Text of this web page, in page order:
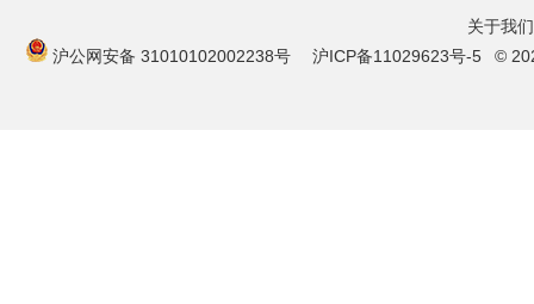
关于我们
沪公网安备 31010102002238号
沪ICP备11029623号-5 ©